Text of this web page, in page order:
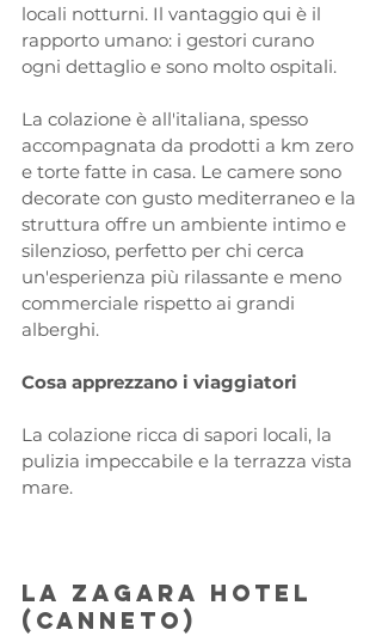
locali notturni. Il vantaggio qui è il
rapporto umano: i gestori curano
ogni dettaglio e sono molto ospitali.
La colazione è all'italiana, spesso
accompagnata da prodotti a km zero
e torte fatte in casa. Le camere sono
decorate con gusto mediterraneo e la
struttura offre un ambiente intimo e
silenzioso, perfetto per chi cerca
un'esperienza più rilassante e meno
commerciale rispetto ai grandi
alberghi.
Cosa apprezzano i viaggiatori
La colazione ricca di sapori locali, la
pulizia impeccabile e la terrazza vista
mare.
La Zagara Hotel
(Canneto)